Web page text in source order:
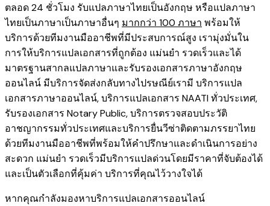
ตลอด 24 ชั่วโมง รับแปลภาษาไทยเป็นอังกฤษ หรือแปลภาษา
ไทยเป็นภาษาเป็นภาษาอื่นๆ มากกว่า 100 ภาษา พร้อมให้
บริการด้วยทีมงานมืออาชีพที่มีประสบการณ์สูง เรามุ่งมั่นใน
การให้บริการแปลเอกสารที่ถูกต้อง แม่นยำ รวดเร็วและได้
มาตรฐานสากลแปลภาษาและรับรองเอกสารภาษาอังกฤษ
ออนไลน์ มีบริการจัดส่งกลับทางไปรษณีย์เรามี บริการแปล
เอกสารภาษาออนไลน์,บริการแปลเอกสาร NAATI ​ทั่วประเทศ,
รับรองเอกสาร Notary Public,บริการตรวจสอบประวัติ
อาชญากรรม​ทั่วประเทศและบริการยื่นวีซ่าติดตามภรรยาไทย
ด้วยทีมงานมืออาชีพที่พร้อมให้คำปรึกษาและดำเนินการอย่าง
สะดวก แม่นยำ รวดเร็วมีบริการแปลด่วนโดยมีราคาที่จับต้องได้
และเป็นตัวเลือกที่คุ้มค่า บริการที่คุณไว้วางใจได้
หากคุณกำลังมองหาบริการแปลเอกสารออนไลน์